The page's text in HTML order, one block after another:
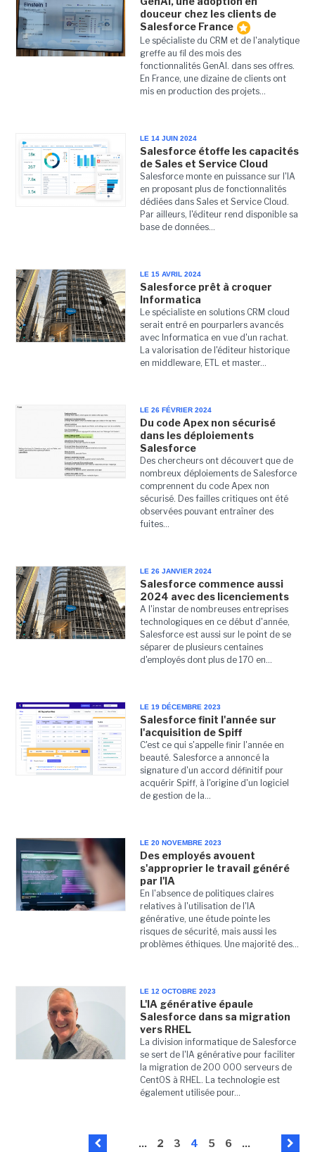
douceur chez les clients de
Salesforce France
Le spécialiste du CRM et de l'analytique
greffe au fil des mois des
fonctionnalités GenAI. dans ses offres.
En France, une dizaine de clients ont
mis en production des projets...
LE 14 JUIN 2024
Salesforce étoffe les capacités
de Sales et Service Cloud
Salesforce monte en puissance sur l'IA
en proposant plus de fonctionnalités
dédiées dans Sales et Service Cloud.
Par ailleurs, l'éditeur rend disponible sa
base de données...
LE 15 AVRIL 2024
Salesforce prêt à croquer
Informatica
Le spécialiste en solutions CRM cloud
serait entré en pourparlers avancés
avec Informatica en vue d'un rachat.
La valorisation de l'éditeur historique
en middleware, ETL et master...
LE 26 FÉVRIER 2024
Du code Apex non sécurisé
dans les déploiements
Salesforce
Des chercheurs ont découvert que de
nombreux déploiements de Salesforce
comprennent du code Apex non
sécurisé. Des failles critiques ont été
observées pouvant entraîner des
fuites...
LE 26 JANVIER 2024
Salesforce commence aussi
2024 avec des licenciements
A l'instar de nombreuses entreprises
technologiques en ce début d'année,
Salesforce est aussi sur le point de se
séparer de plusieurs centaines
d'employés dont plus de 170 en...
LE 19 DÉCEMBRE 2023
Salesforce finit l'année sur
l'acquisition de Spiff
C'est ce qui s'appelle finir l'année en
beauté. Salesforce a annoncé la
signature d'un accord définitif pour
acquérir Spiff, à l'origine d'un logiciel
de gestion de la...
LE 20 NOVEMBRE 2023
Des employés avouent
s'approprier le travail généré
par l'IA
En l'absence de politiques claires
relatives à l'utilisation de l'IA
générative, une étude pointe les
risques de sécurité, mais aussi les
problèmes éthiques. Une majorité des...
LE 12 OCTOBRE 2023
L'IA générative épaule
Salesforce dans sa migration
vers RHEL
La division informatique de Salesforce
se sert de l'IA générative pour faciliter
la migration de 200 000 serveurs de
CentOS à RHEL. La technologie est
également utilisée pour...
... 2 3 4 5 6 ...